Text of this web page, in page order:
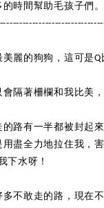
時間幫助毛孩子們。
麗的狗狗，這可是Q
隔著柵欄和我比美，
路有一半都被封起
盡全力地拉住我，
下水呀！
不敢走的路，現在